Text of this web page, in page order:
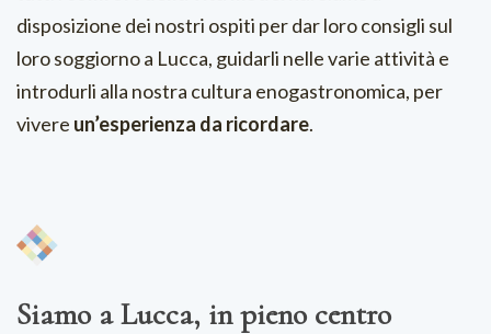
disposizione dei nostri ospiti per dar loro consigli sul
loro soggiorno a Lucca, guidarli nelle varie attività e
introdurli alla nostra cultura enogastronomica, per
vivere un’esperienza da ricordare.
Siamo a Lucca, in pieno centro